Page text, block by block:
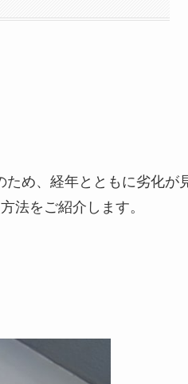
め、経年とともに劣化が
法をご紹介します。